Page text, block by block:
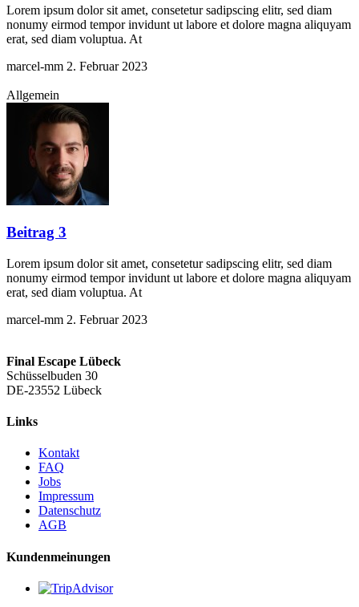
Lorem ipsum dolor sit amet, consetetur sadipscing elitr, sed diam
nonumy eirmod tempor invidunt ut labore et dolore magna aliquyam
erat, sed diam voluptua. At
marcel-mm 2. Februar 2023
Allgemein
Beitrag 3
Lorem ipsum dolor sit amet, consetetur sadipscing elitr, sed diam
nonumy eirmod tempor invidunt ut labore et dolore magna aliquyam
erat, sed diam voluptua. At
marcel-mm 2. Februar 2023
Final Escape Lübeck
Schüsselbuden 30
DE-23552 Lübeck
Links
Kontakt
FAQ
Jobs
Impressum
Datenschutz
AGB
Kundenmeinungen